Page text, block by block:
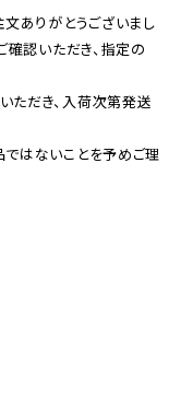
ありがとうございまし
確認いただき、指定の
ただき、入荷次第発送
はないことを予めご理